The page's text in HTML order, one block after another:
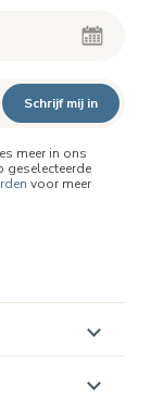
Schrijf mij in
meer in ons
geselecteerde
voor meer